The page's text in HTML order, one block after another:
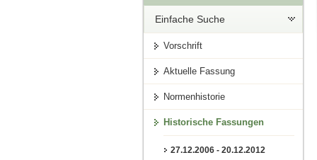
Einfache Suche
Vorschrift
Aktuelle Fassung
Normenhistorie
Historische Fassungen
27.12.2006 - 20.12.2012